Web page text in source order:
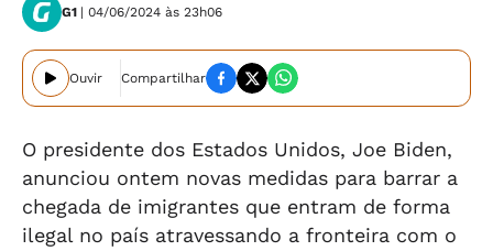
G1 | 04/06/2024 às 23h06
Ouvir Compartilhar
O presidente dos Estados Unidos, Joe Biden,
anunciou ontem novas medidas para barrar a
chegada de imigrantes que entram de forma
ilegal no país atravessando a fronteira com o